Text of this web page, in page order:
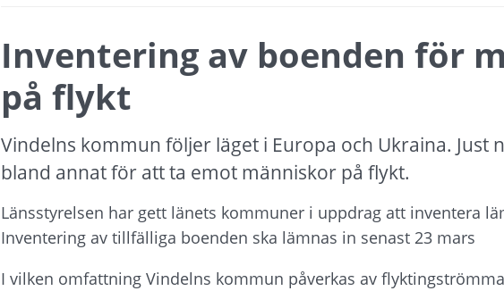
Inventering av boenden för
på flykt
Vindelns kommun följer läget i Europa och Ukraina. Just
bland annat för att ta emot människor på flykt.
Länsstyrelsen har gett länets kommuner i uppdrag att inventera
Inventering av tillfälliga boenden ska lämnas in senast 23 mars
I vilken omfattning Vindelns kommun påverkas av